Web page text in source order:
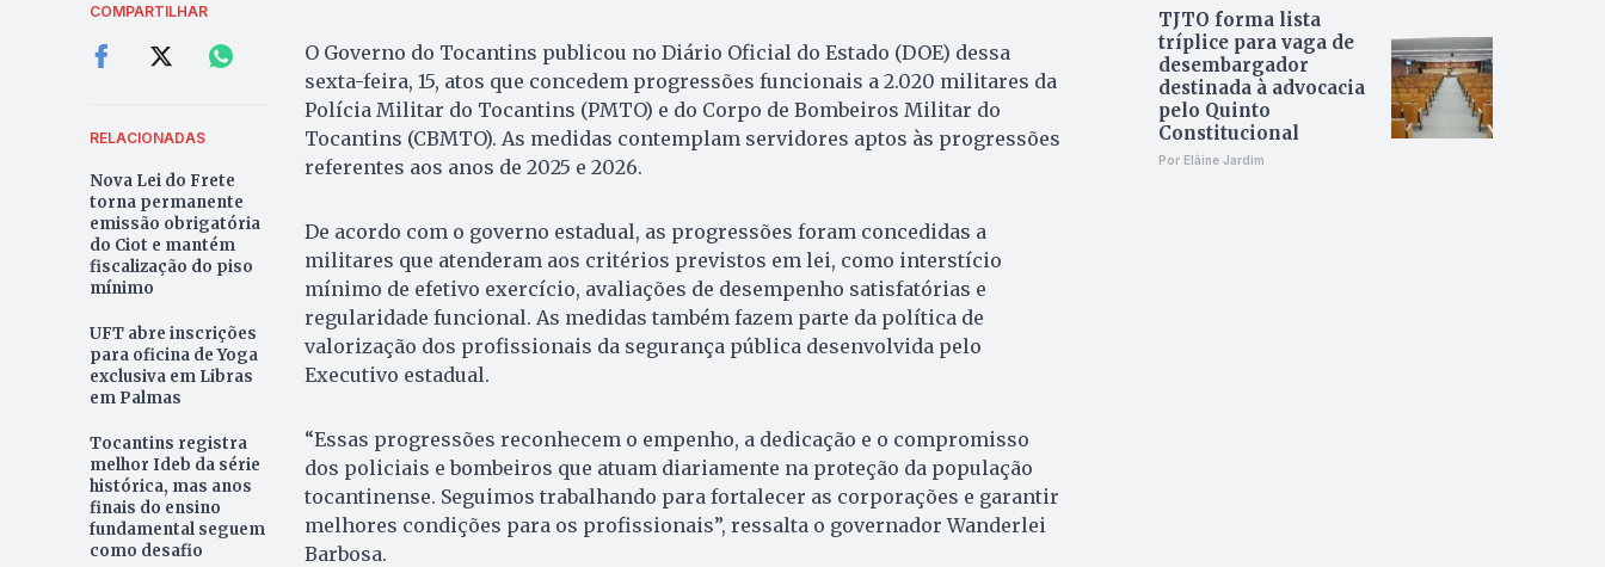
COMPARTILHAR
RELACIONADAS
Nova Lei do Frete
torna permanente
emissão obrigatória
do Ciot e mantém
fiscalização do piso
mínimo
UFT abre inscrições
para oficina de Yoga
exclusiva em Libras
em Palmas
Tocantins registra
melhor Ideb da série
histórica, mas anos
finais do ensino
fundamental seguem
como desafio
O Governo do Tocantins publicou no Diário Oficial do Estado (DOE) dessa
sexta-feira, 15, atos que concedem progressões funcionais a 2.020 militares da
Polícia Militar do Tocantins (PMTO) e do Corpo de Bombeiros Militar do
Tocantins (CBMTO). As medidas contemplam servidores aptos às progressões
referentes aos anos de 2025 e 2026.
De acordo com o governo estadual, as progressões foram concedidas a
militares que atenderam aos critérios previstos em lei, como interstício
mínimo de efetivo exercício, avaliações de desempenho satisfatórias e
regularidade funcional. As medidas também fazem parte da política de
valorização dos profissionais da segurança pública desenvolvida pelo
Executivo estadual.
“Essas progressões reconhecem o empenho, a dedicação e o compromisso
dos policiais e bombeiros que atuam diariamente na proteção da população
tocantinense. Seguimos trabalhando para fortalecer as corporações e garantir
melhores condições para os profissionais”, ressalta o governador Wanderlei
Barbosa.
TJTO forma lista
tríplice para vaga de
desembargador
destinada à advocacia
pelo Quinto
Constitucional
Por Elâine Jardim